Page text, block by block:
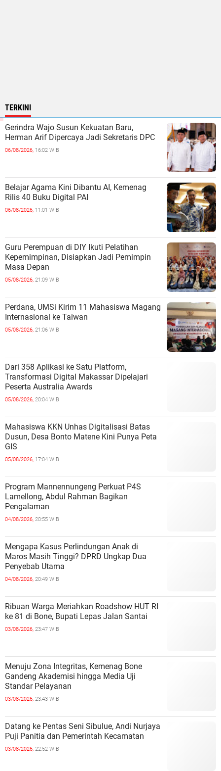
TERKINI
Gerindra Wajo Susun Kekuatan Baru,
Herman Arif Dipercaya Jadi Sekretaris DPC
06/08/2026, 16:02 WIB
Belajar Agama Kini Dibantu AI, Kemenag
Rilis 40 Buku Digital PAI
06/08/2026, 11:01 WIB
Guru Perempuan di DIY Ikuti Pelatihan
Kepemimpinan, Disiapkan Jadi Pemimpin
Masa Depan
05/08/2026, 21:09 WIB
Perdana, UMSi Kirim 11 Mahasiswa Magang
Internasional ke Taiwan
05/08/2026, 21:06 WIB
Dari 358 Aplikasi ke Satu Platform,
Transformasi Digital Makassar Dipelajari
Peserta Australia Awards
05/08/2026, 20:04 WIB
Mahasiswa KKN Unhas Digitalisasi Batas
Dusun, Desa Bonto Matene Kini Punya Peta
GIS
05/08/2026, 17:04 WIB
Program Mannennungeng Perkuat P4S
Lamellong, Abdul Rahman Bagikan
Pengalaman
04/08/2026, 20:55 WIB
Mengapa Kasus Perlindungan Anak di
Maros Masih Tinggi? DPRD Ungkap Dua
Penyebab Utama
04/08/2026, 20:49 WIB
Ribuan Warga Meriahkan Roadshow HUT RI
ke 81 di Bone, Bupati Lepas Jalan Santai
03/08/2026, 23:47 WIB
Menuju Zona Integritas, Kemenag Bone
Gandeng Akademisi hingga Media Uji
Standar Pelayanan
03/08/2026, 23:43 WIB
Datang ke Pentas Seni Sibulue, Andi Nurjaya
Puji Panitia dan Pemerintah Kecamatan
03/08/2026, 22:52 WIB